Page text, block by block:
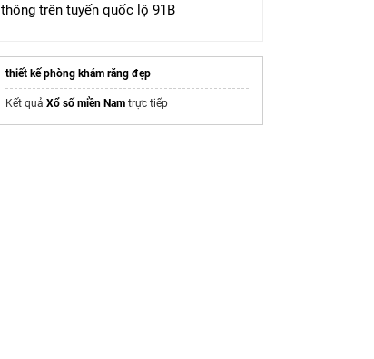
thông trên tuyến quốc lộ 91B
thiết kế phòng khám răng đẹp
Kết quả Xổ số miền Nam trực tiếp